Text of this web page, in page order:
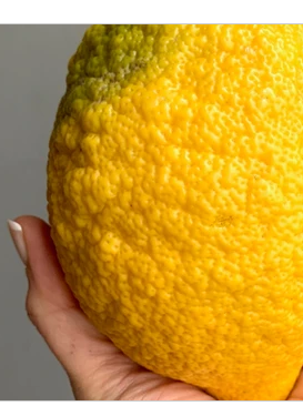
Ricette con Verdure Crostata